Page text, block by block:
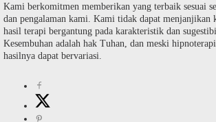
Kami berkomitmen memberikan yang terbaik sesuai
dan pengalaman kami. Kami tidak dapat menjanjikan
hasil terapi bergantung pada karakteristik dan
Kesembuhan adalah hak Tuhan, dan meski
hasilnya dapat bervariasi.